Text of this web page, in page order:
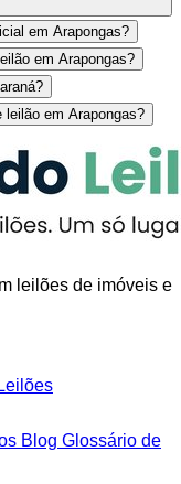
em Arapongas?
em Arapongas?
leilão em Arapongas?
leilões de imóveis e
Blog Glossário de